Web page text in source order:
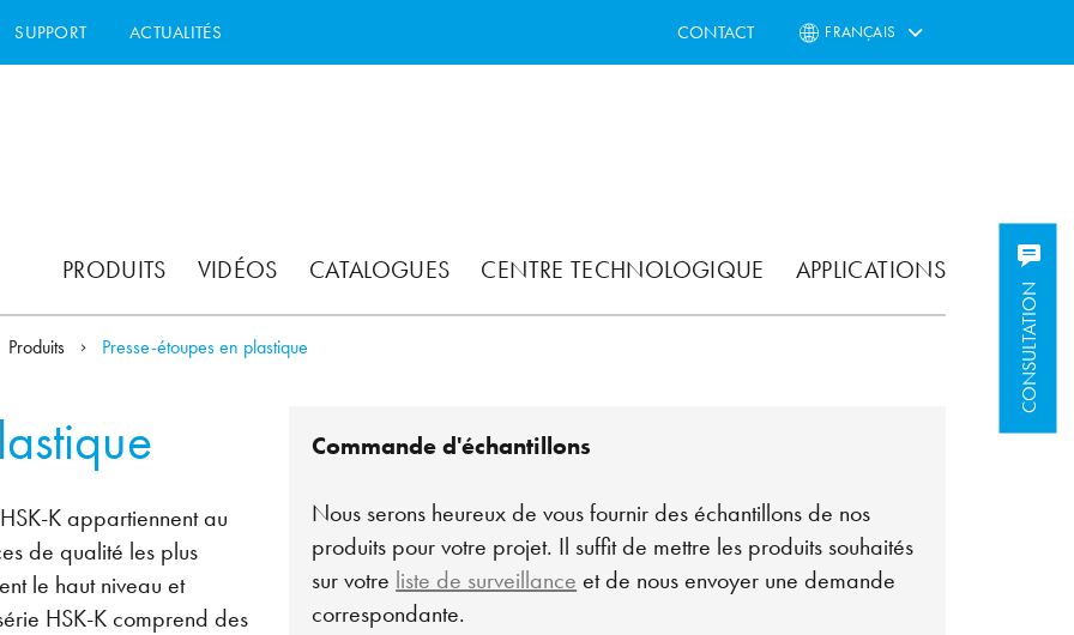
SUPPORT ACTUALITÉS CONTACT FRANÇAIS
PRODUITS VIDÉOS CATALOGUES CENTRE TECHNOLOGIQUE APPLICATIONS
CONSULTATION
Produits Presse-étoupes en plastique
K appartiennent au
de qualité les plus
le haut niveau et
HSK-K comprend des
Commande d'échantillons
Nous serons heureux de vous fournir des échantillons de nos
produits pour votre projet. Il suffit de mettre les produits souhaités
sur votre liste de surveillance et de nous envoyer une demande
correspondante.